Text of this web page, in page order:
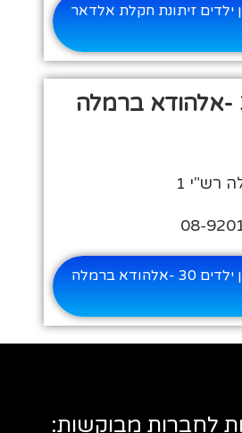
זיתונת חקלת אלדאר
ילדים 30 -אלהודא ברמלה
רש"י 1
לכל המידע על גן ילדים 30 -אלהודא ברמלה
לחברות מבוקשות: